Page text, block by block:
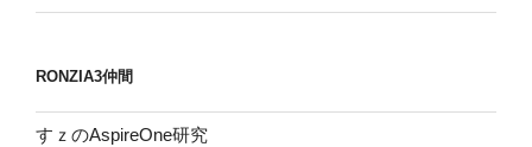
RONZIA3仲間
すｚのAspireOne研究